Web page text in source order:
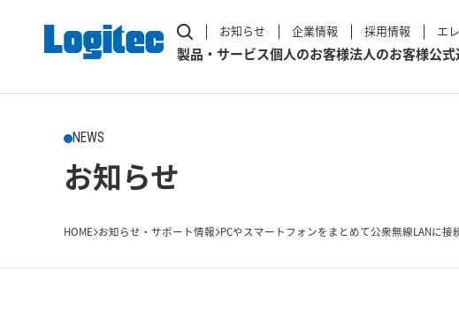
お知らせ 企業情報 採用情報 エ
製品・サービス個人のお客様法人のお客様公
NEWS
お知らせ
HOME お知らせ・サポート情報 PCやスマートフォンをまとめて公衆無線LANに接